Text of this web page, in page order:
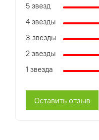
5 звезд
4 звезды
3 звезды
2 звезды
1 звезда
Оставить отзыв